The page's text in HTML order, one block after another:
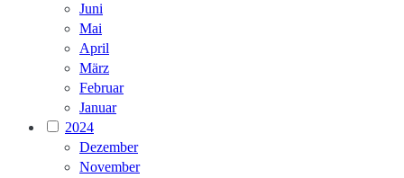
Juni
Mai
April
März
Februar
Januar
2024
Dezember
November